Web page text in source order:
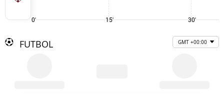
0' 15' 30'
FUTBOL GMT +00:00